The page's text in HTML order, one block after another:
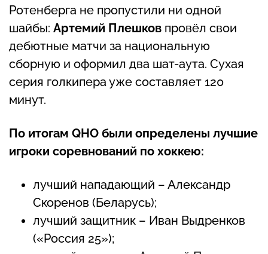
Ротенберга не пропустили ни одной
шайбы: Артемий Плешков провёл свои
дебютные матчи за национальную
сборную и оформил два шат-аута. Сухая
серия голкипера уже составляет 120
минут.
По итогам QHO были определены лучшие
игроки соревнований по хоккею:
лучший нападающий – Александр
Скоренов (Беларусь);
лучший защитник – Иван Выдренков
(«Россия 25»);